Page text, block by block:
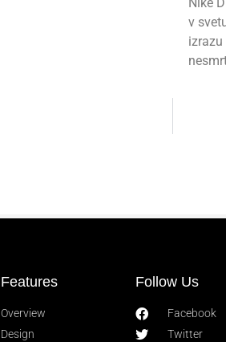
v
Features
Overview
Design
Follow Us
Facebook
Twitter